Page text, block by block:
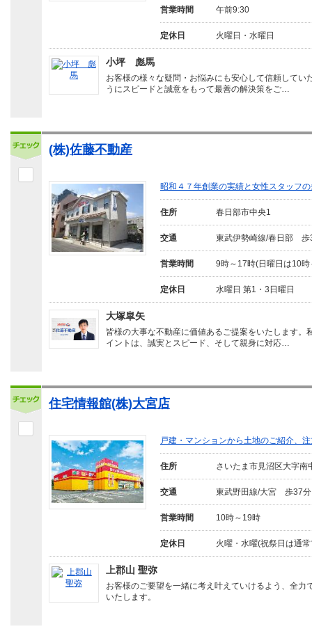
営業時間 午前9:30
定休日 火曜日・水曜日
小坪 彪馬
お客様の様々な疑問・お悩みにも安心して信頼してい
うにスピードと誠意をもって最善の解決策をご…
(株)佐藤不動産
昭和４７年創業の実績と女性スタッフ
住所 春日部市中央1
交通 東武伊勢崎線/春日部 歩
営業時間 9時～17時(日曜日は10時
定休日 水曜日 第1・3日曜日
大塚皐矢
皆様の大事な不動産に価値あるご提案をいたします。
イントは、誠実とスピード、そして親身に対応…
住宅情報館(株)大宮店
戸建・マンションから土地のご紹介、
住所 さいたま市見沼区大字南
交通 東武野田線/大宮 歩37分
営業時間 10時～19時
定休日 火曜・水曜(祝祭日は通
上郡山 聖弥
お客様のご要望を一緒に考え叶えていけるよう、全力
いたします。